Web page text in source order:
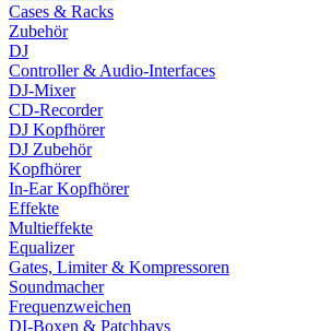
Cases & Racks
Zubehör
DJ
Controller & Audio-Interfaces
DJ-Mixer
CD-Recorder
DJ Kopfhörer
DJ Zubehör
Kopfhörer
In-Ear Kopfhörer
Effekte
Multieffekte
Equalizer
Gates, Limiter & Kompressoren
Soundmacher
Frequenzweichen
DI-Boxen & Patchbays